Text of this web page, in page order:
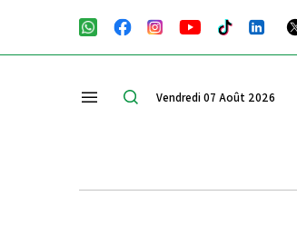
Vendredi 07 Août 2026